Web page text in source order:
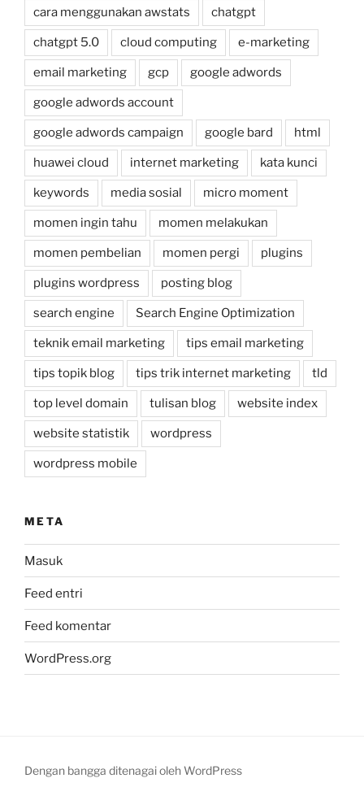
cara menggunakan awstats chatgpt
chatgpt 5.0 cloud computing e-marketing
email marketing gcp google adwords
google adwords account
google adwords campaign google bard html
huawei cloud internet marketing kata kunci
keywords media sosial micro moment
momen ingin tahu momen melakukan
momen pembelian momen pergi plugins
plugins wordpress posting blog
search engine Search Engine Optimization
teknik email marketing tips email marketing
tips topik blog tips trik internet marketing tld
top level domain tulisan blog website index
website statistik wordpress
wordpress mobile
META
Masuk
Feed entri
Feed komentar
WordPress.org
Dengan bangga ditenagai oleh WordPress